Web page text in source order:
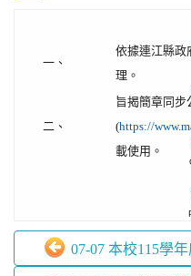
一、
依據連江縣政
理。
二、
旨揭簡章同步
(https://
載使用。
07-07 本校115學